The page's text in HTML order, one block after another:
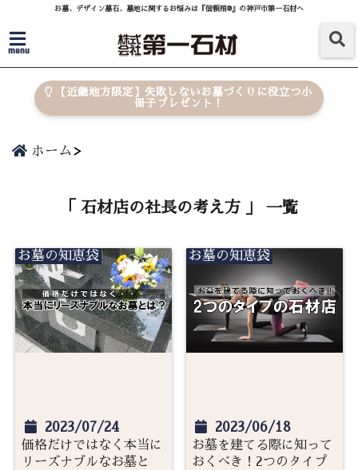
お墓、デザイン墓石、墓地に関するお悩みは『信頼棺®』の神戸市第一石材へ
menu
【近畿地方限定】失敗しないお墓づくりに役立つ小
冊子プレゼント！
ホーム
「 石材店の社長の考え方 」 一覧
お墓の知恵袋
2023/07/24
価格だけではなく本当に
リーズナブルなお墓と
お墓の知恵袋
2023/06/18
お墓を建てる際に知って
おくべき！2つのタイプ